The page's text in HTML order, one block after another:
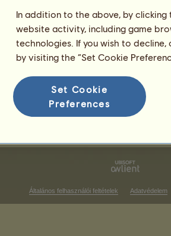
Galopp futam győzelmek
Nincs mit megjeleníteni ezen a rangsoron
Díjugrató győzelmek
Általános felhasználói feltételek Adatvédelem
In addition to the above, by
website activity, including game
technologies. If you wish to decline,
by visiting the “Set Cookie
Set Cookie
Preferences